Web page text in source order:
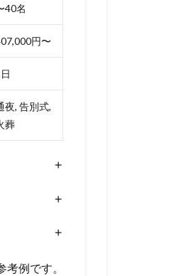
40名
円〜
夜, 告別式,
葬
+
+
+
例です。